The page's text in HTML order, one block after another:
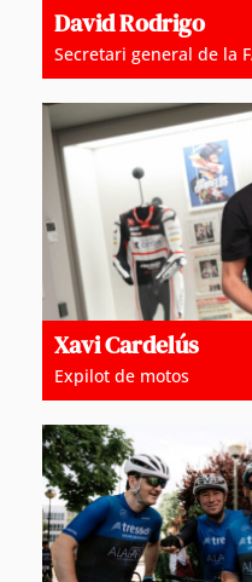
David Rodrigo
Secretari general de la
Xavi Cardelús
Expilot de motos